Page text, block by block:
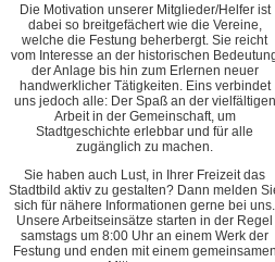
Die Motivation unserer Mitglieder/Helfer ist
dabei so breitgefächert wie die Vereine,
welche die Festung beherbergt. Sie reicht
vom Interesse an der historischen
der Anlage bis hin zum Erlernen neuer
handwerklicher Tätigkeiten. Eins verbindet
uns jedoch alle: Der Spaß an der vielfältigen
Arbeit in der Gemeinschaft, um
Stadtgeschichte erlebbar und für alle
zugänglich zu machen.
Sie haben auch Lust, in Ihrer Freizeit das
Stadtbild aktiv zu gestalten? Dann melden
sich für nähere Informationen gerne bei uns.
Unsere Arbeitseinsätze starten in der Regel
samstags um 8:00 Uhr an einem Werk der
Festung und enden mit einem gemeinsamen